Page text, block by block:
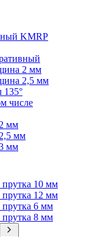
KMRP
2 мм
2,5 мм
135°
числе
мм
мм
мм
прутка 10 мм
прутка 12 мм
прутка 6 мм
прутка 8 мм